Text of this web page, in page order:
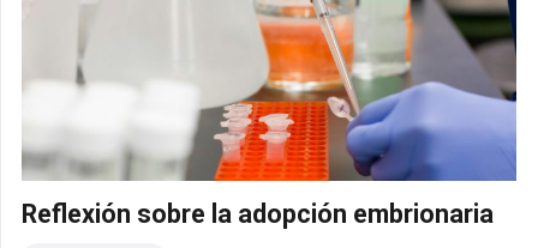
Reflexión sobre la adopción embrionaria